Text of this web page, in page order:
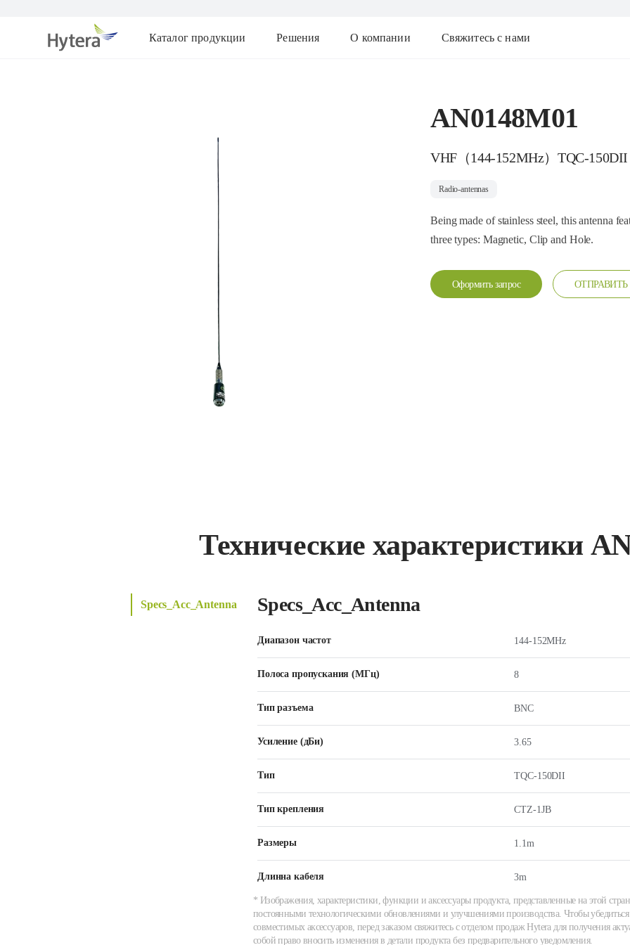
Каталог продукции Решения О компании Свяжитесь с нами
AN0148M01
VHF（144-152MHz）TQC-150DII
Radio-antennas
Being made of stainless steel, this antenna
three types: Magnetic, Clip and Hole.
Оформить запрос
Технические характеристики
Specs_Acc_Antenna Specs_Acc_Antenna
Диапазон частот 144-152MHz
Полоса пропускания (МГц) 8
Тип разъема BNC
Усиление (дБи) 3.65
Тип TQC-150DII
Тип крепления CTZ-1JB
Размеры 1.1m
Длинна кабеля 3m
* Изображения, характеристики, функции и аксессуары продукта, представленные на этой
постоянными технологическими обновлениями и улучшениями производства. Чтобы
совместимых аксессуаров, перед заказом свяжитесь с отделом продаж Hytera для получения
собой право вносить изменения в детали продукта без предварительного уведомления.